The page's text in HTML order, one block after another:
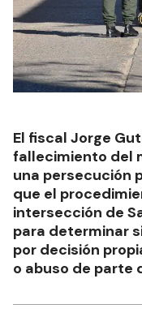
El fiscal Jorge
fallecimiento del
una persecución
que el
intersección de
para determinar
por decisión
o abuso de parte